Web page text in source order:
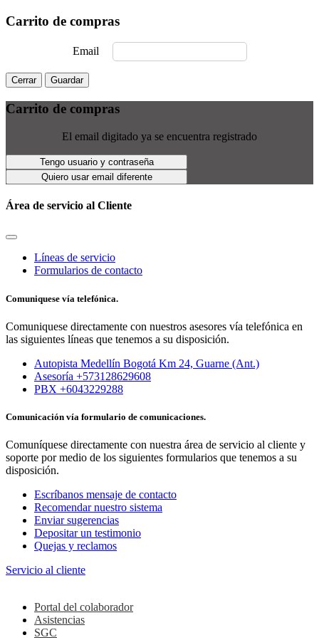
Carrito de compras
Email
Cerrar Guardar
Carrito de compras
El email digitado ya se encuentra registrado
Tengo usuario y contraseña
Quiero usar email diferente
Área de servicio al Cliente
Líneas de servicio
Formularios de contacto
Comuniquese vía telefónica.
Comuniquese directamente con nuestros asesores vía telefónica en
las siguientes líneas que tenemos a su disposición.
Autopista Medellín Bogotá Km 24, Guarne (Ant.)
Asesoría +573128629608
PBX +6043229288
Comunicación vía formulario de comunicaciones.
Comuníquese directamente con nuestra área de servicio al cliente y
soporte por medio de los siguientes formularios que tenemos a su
disposición.
Escríbanos mensaje de contacto
Recomendar nuestro sistema
Enviar sugerencias
Depositar un testimonio
Quejas y reclamos
Servicio al cliente
Portal del colaborador
Asistencias
SGC